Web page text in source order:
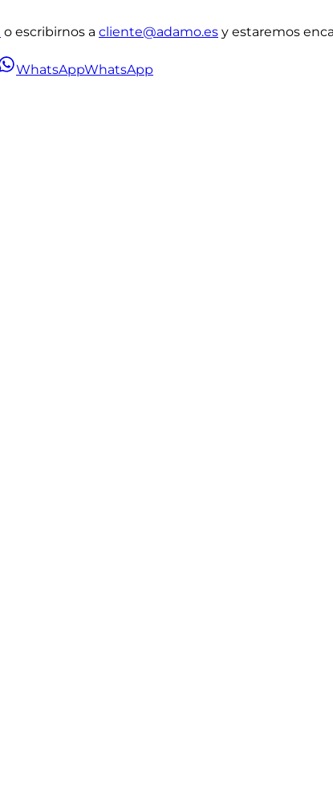
o escribirnos a cliente@adamo.es y estaremos
WhatsAppWhatsApp